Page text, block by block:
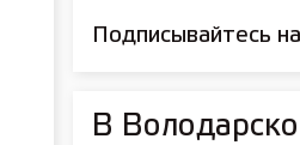
Подписывайтесь
В